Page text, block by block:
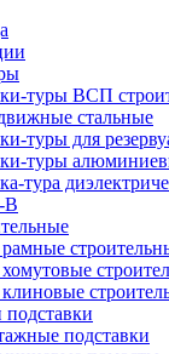
туры ВСП
стальные
туры для
туры
тура
В
подставки